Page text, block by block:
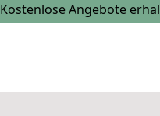
Kostenlose Angebote